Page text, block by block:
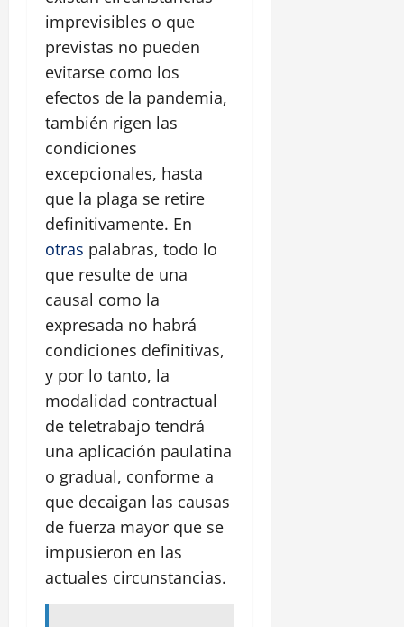
imprevisibles o que
previstas no pueden
evitarse como los
efectos de la pandemia,
también rigen las
condiciones
excepcionales, hasta
que la plaga se retire
definitivamente. En
otras palabras, todo lo
que resulte de una
causal como la
expresada no habrá
condiciones definitivas,
y por lo tanto, la
modalidad contractual
de teletrabajo tendrá
una aplicación paulatina
o gradual, conforme a
que decaigan las causas
de fuerza mayor que se
impusieron en las
actuales circunstancias.